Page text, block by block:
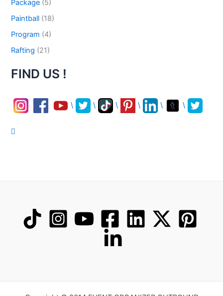
Package (5)
Paintball (18)
Program (4)
Rafting (21)
FIND US !
\ \ \ \ \ \